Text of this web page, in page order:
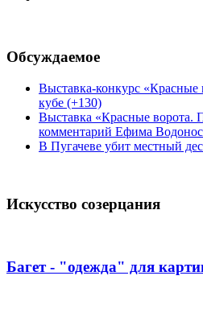
Обсуждаемое
Выставка-конкурс «Красные
кубе (+130)
Выставка «Красные ворота.
комментарий Ефима
В Пугачеве убит местный
Искусство созерцания
Багет - "одежда" для